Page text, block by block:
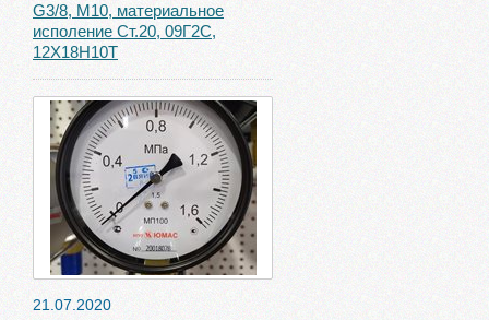
G3/8, М10, материальное
исполение Ст.20, 09Г2С,
12Х18Н10Т
21.07.2020